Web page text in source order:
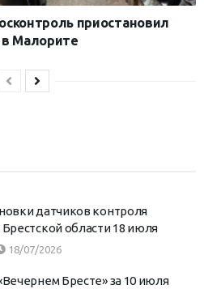
приостановил
в Малорите
датчиков контроля
Брестской области 18 июля
18/07/2026
Бресте» за 10 июля